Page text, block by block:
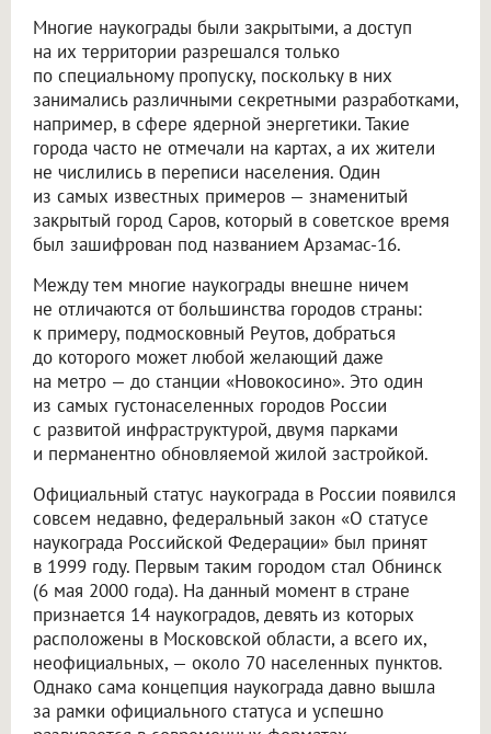
Многие наукограды были закрытыми, а доступ
на их территории разрешался только
по специальному пропуску, поскольку в них
занимались различными секретными разработками,
например, в сфере ядерной энергетики. Такие
города часто не отмечали на картах, а их жители
не числились в переписи населения. Один
из самых известных примеров — знаменитый
закрытый город Саров, который в советское время
был зашифрован под названием Арзамас-16.
Между тем многие наукограды внешне ничем
не отличаются от большинства городов страны:
к примеру, подмосковный Реутов, добраться
до которого может любой желающий даже
на метро — до станции «Новокосино». Это один
из самых густонаселенных городов России
с развитой инфраструктурой, двумя парками
и перманентно обновляемой жилой застройкой.
Официальный статус наукограда в России появился
совсем недавно, федеральный закон «О статусе
наукограда Российской Федерации» был принят
в 1999 году. Первым таким городом стал Обнинск
(6 мая 2000 года). На данный момент в стране
признается 14 наукоградов, девять из которых
расположены в Московской области, а всего их,
неофициальных, — около 70 населенных пунктов.
Однако сама концепция наукограда давно вышла
за рамки официального статуса и успешно